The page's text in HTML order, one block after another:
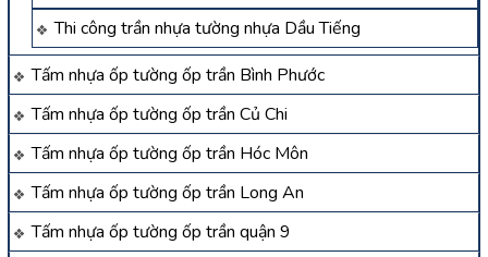
Thi công trần nhựa tường nhựa Dầu Tiếng
Tấm nhựa ốp tường ốp trần Bình Phước
Tấm nhựa ốp tường ốp trần Củ Chi
Tấm nhựa ốp tường ốp trần Hóc Môn
Tấm nhựa ốp tường ốp trần Long An
Tấm nhựa ốp tường ốp trần quận 9